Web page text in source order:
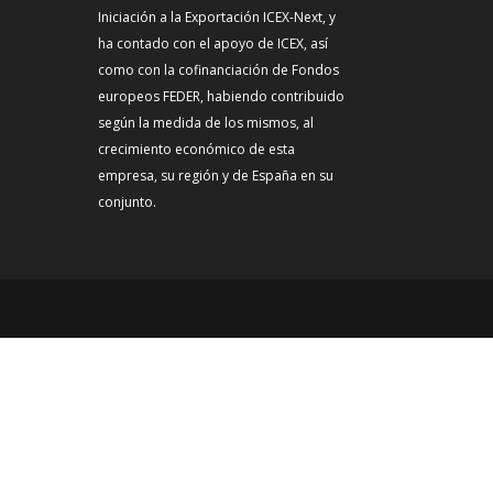
Iniciación a la Exportación ICEX-Next, y
ha contado con el apoyo de ICEX, así
como con la cofinanciación de Fondos
europeos FEDER, habiendo contribuido
según la medida de los mismos, al
crecimiento económico de esta
empresa, su región y de España en su
conjunto.